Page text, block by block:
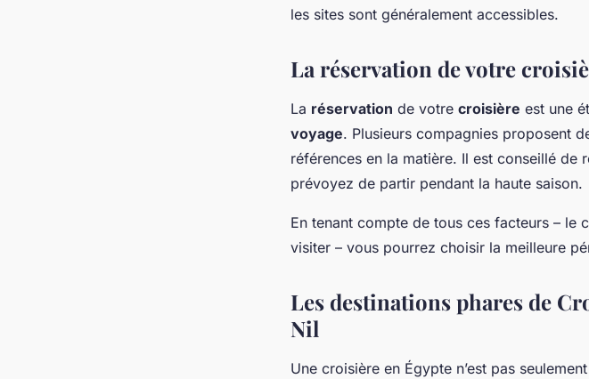
les sites sont généralement accessibles.
La réservation de votre
La réservation de votre croisière est une
voyage. Plusieurs compagnies proposent
références en la matière. Il est conseillé de
prévoyez de partir pendant la haute saison.
En tenant compte de tous ces facteurs – le
visiter – vous pourrez choisir la meilleure
Les destinations phares de
Nil
Une croisière en Égypte n’est pas